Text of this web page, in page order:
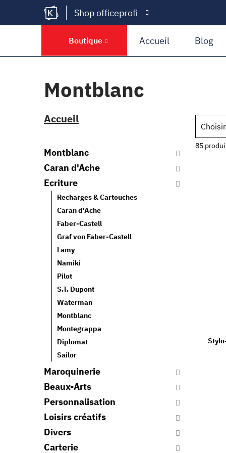
Shop officeprofi
Boutique Accueil Blog
Montblanc
Choisir
85
Accueil
Montblanc
Caran d'Ache
Ecriture
Recharges & Cartouches
Caran d'Ache
Faber-Castell
Graf von Faber-Castell
Lamy
Namiki
Pilot
S.T. Dupont
Waterman
Montblanc
Montegrappa
Diplomat
Sailor
Maroquinerie
Beaux-Arts
Personnalisation
Loisirs créatifs
Divers
Carterie